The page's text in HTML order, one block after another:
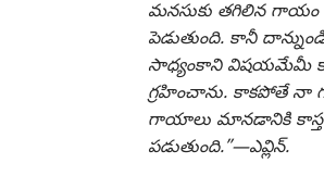
మనసుకు తగిలిన గాయం
పెడుతుంది. కానీ
సాధ్యంకాని విషయమేమీ
గ్రహించాను. కాకపోతే నా
గాయాలు మానడానికి
పడుతుంది.”—ఎవ్లిన్‌.